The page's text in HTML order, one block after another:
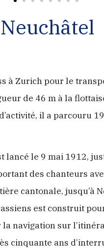
à Zurich pour le
de 46 m à la
il a parcouru
lancé le 9 mai 1912,
des chanteurs
cantonale, jusqu’à
est construit
navigation sur
cinquante ans